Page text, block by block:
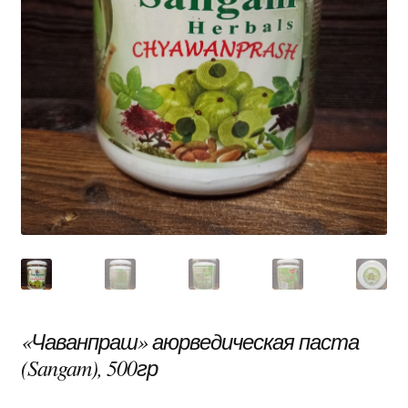
«Чаванпраш» аюрведическая паста
(Sangam), 500гр